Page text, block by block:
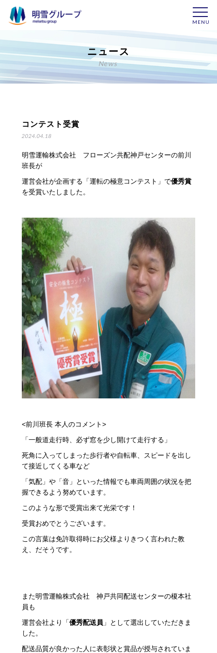
ニュース
News
コンテスト受賞
2024.04.18
明雪運輸株式会社 フローズン共配神戸センターの前川
班長が
運営会社が企画する「運転の極意コンテスト」で優秀賞
を受賞いたしました。
<前川班長 本人のコメント>
「一般道走行時、必ず窓を少し開けて走行する」
死角に入ってしまった歩行者や自転車、スピードを出し
て接近してくる車など
「気配」や「音」といった情報でも車両周囲の状況を把
握できるよう努めています。
このような形で受賞出来て光栄です！
受賞おめでとうございます。
この言葉は免許取得時にお父様よりきつく言われた教
え、だそうです。
また明雪運輸株式会社 神戸共同配送センターの榎本社
員も
運営会社より「優秀配送員 」として選出していただきま
した。
配送品質が良かった人に表彰状と賞品が授与されていま